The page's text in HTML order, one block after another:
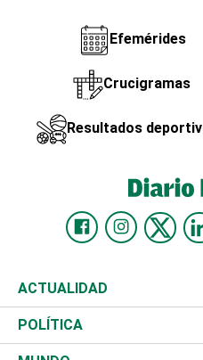
Efemérides
Crucigramas
Resultados
ACTUALIDAD
Nacional
POLÍTICA